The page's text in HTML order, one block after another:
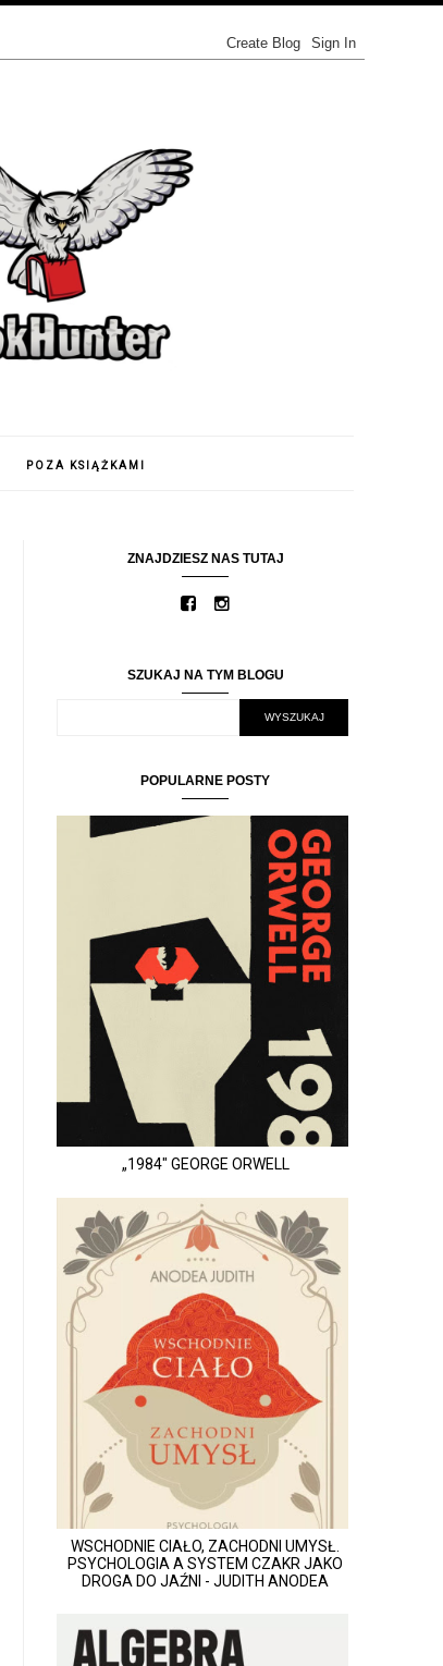
POZA KSIĄŻKAMI
ZNAJDZIESZ NAS TUTAJ
SZUKAJ NA TYM BLOGU
POPULARNE POSTY
„1984" GEORGE ORWELL
WSCHODNIE CIAŁO, ZACHODNI UMYSŁ.
PSYCHOLOGIA A SYSTEM CZAKR JAKO
DROGA DO JAŹNI - JUDITH ANODEA